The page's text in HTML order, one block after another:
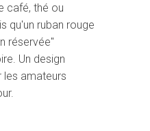
café, thé ou
qu'un ruban rouge
réservée"
Un design
les amateurs